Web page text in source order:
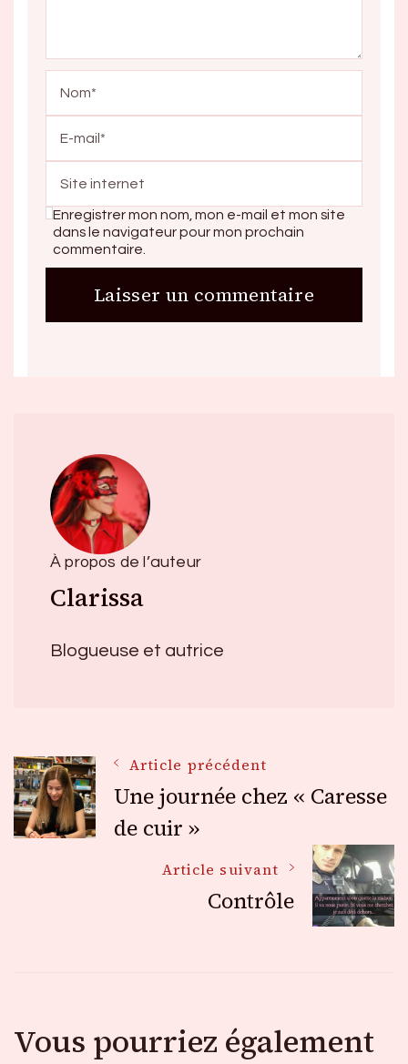
Enregistrer mon nom, mon e-mail et mon site
dans le navigateur pour mon prochain
commentaire.
À propos de l’auteur
Clarissa
Blogueuse et autrice
Navigation
des
Article précédent
Une journée chez « Caresse
de cuir »
Article suivant
Contrôle
Vous pourriez également